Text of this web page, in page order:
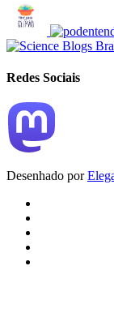
Redes Sociais
Desenhado por